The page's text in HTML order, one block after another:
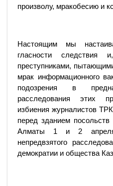
произволу, мракобесию и
Настоящим мы
гласности
преступниками,
мрак информационного
подозрения в
расследования этих
избиения журналистов
перед зданием посольств
Алматы 1 и 2
непредвзятого
демократии и общества